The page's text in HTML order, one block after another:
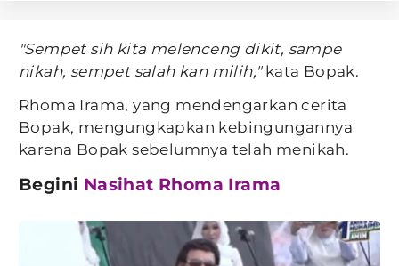
"Sempet sih kita melenceng dikit, sampe
nikah, sempet salah kan milih,"kata Bopak.
Rhoma Irama, yang mendengarkan cerita
Bopak, mengungkapkan kebingungannya
karena Bopak sebelumnya telah menikah.
Begini Nasihat Rhoma Irama